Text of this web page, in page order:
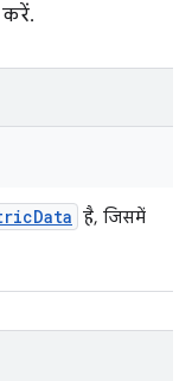
करें.
Data है, जिसमें